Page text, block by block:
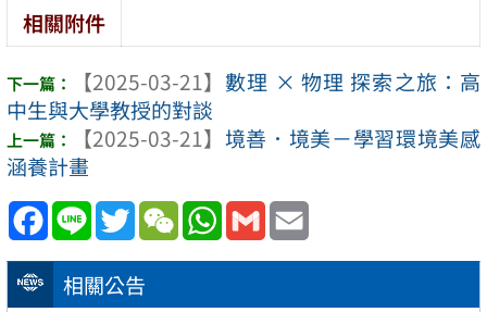
相關公告
相關附件
【2025-03-21】 數理 × 物理 探索之旅：高
中生與大學教授的對談
【2025-03-21】 境善．境美－學習環境美感
涵養計畫
Facebook
Line TwitterWeChatWhatsApp
Gmail